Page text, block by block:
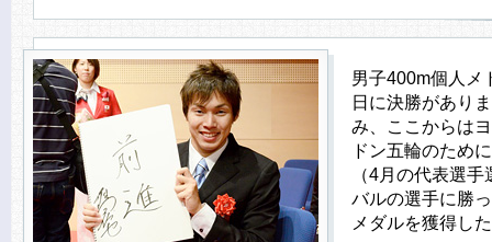
男子400m個人メ
日に決勝があり
み、ここからは
ドン五輪のため
（4月の代表選
バルの選手に勝
メダルを獲得し